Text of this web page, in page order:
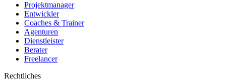
Projektmanager
Entwickler
Coaches & Trainer
Agenturen
Dienstleister
Berater
Freelancer
Rechtliches